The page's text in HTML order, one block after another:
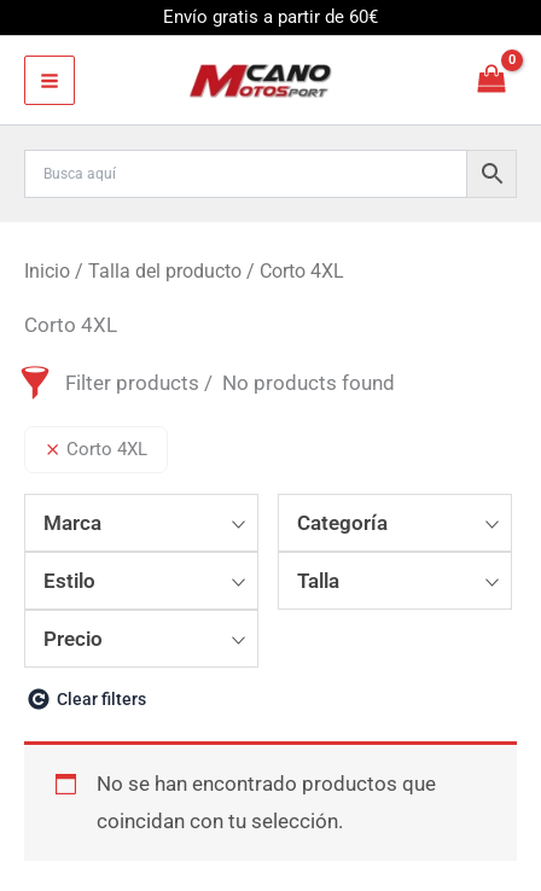
contenido
Envío gratis a partir de 60€
Inicio / Talla del producto / Corto 4XL
Corto 4XL
Filter products No products found
Corto 4XL
Marca Categoría
Estilo Talla
Precio
Clear filters
No se han encontrado productos que
coincidan con tu selección.